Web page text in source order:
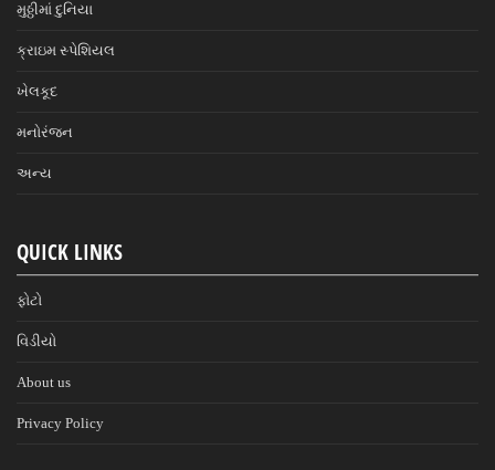
મુઠ્ઠીમાં દુનિયા
ક્રાઇમ સ્પેશિયલ
ખેલકૂદ
મનોરંજન
અન્ય
QUICK LINKS
ફોટો
વિડીયો
About us
Privacy Policy